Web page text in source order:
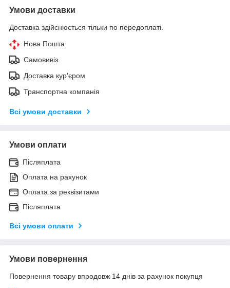
Умови доставки
Доставка здійснюється тільки по передоплаті.
Нова Пошта
Самовивіз
Доставка кур'єром
Транспортна компанія
Всі умови доставки
Умови оплати
Післяплата
Оплата на рахунок
Оплата за реквізитами
Післяплата
Всі умови оплати
Умови повернення
Повернення товару впродовж 14 днів за рахунок покупця